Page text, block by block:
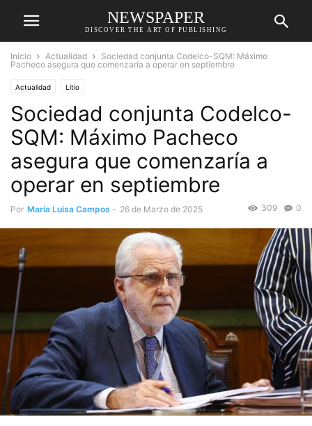
NEWSPAPER
DISCOVER THE ART OF PUBLISHING
Inicio Actualidad
Sociedad conjunta Codelco-SQM: Máximo
Pacheco asegura que comenzaría a operar en septiembre
Actualidad Litio
Sociedad conjunta Codelco-
SQM: Máximo Pacheco
asegura que comenzaría a
operar en septiembre
Por María Luisa Campos - 26 de Marzo de 2025 0
309